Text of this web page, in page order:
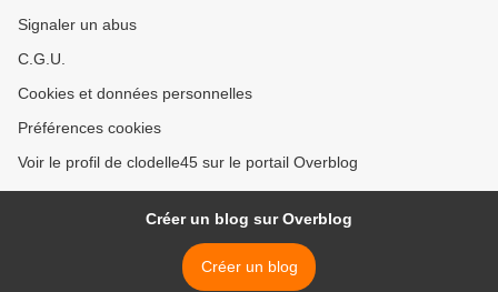
Signaler un abus
C.G.U.
Cookies et données personnelles
Préférences cookies
Voir le profil de clodelle45 sur le portail Overblog
Créer un blog sur Overblog
Créer un blog